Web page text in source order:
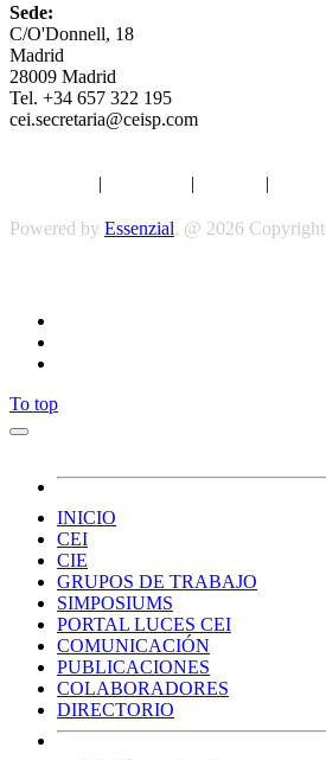
Sede:
C/O'Donnell, 18
Madrid
28009 Madrid
Tel. +34 657 322 195
cei.secretaria@ceisp.com
| | |
Powered by Essenzial. @ 2026 Copyright
To top
INICIO
CEI
CIE
GRUPOS DE TRABAJO
SIMPOSIUMS
PORTAL LUCES CEI
COMUNICACIÓN
PUBLICACIONES
COLABORADORES
DIRECTORIO